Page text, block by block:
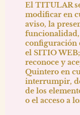
El TITULAR
modificar en
aviso, la
funcionalidad,
configuración
el SITIO
reconoce y
Quintero en
interrumpir,
de los
o el acceso a